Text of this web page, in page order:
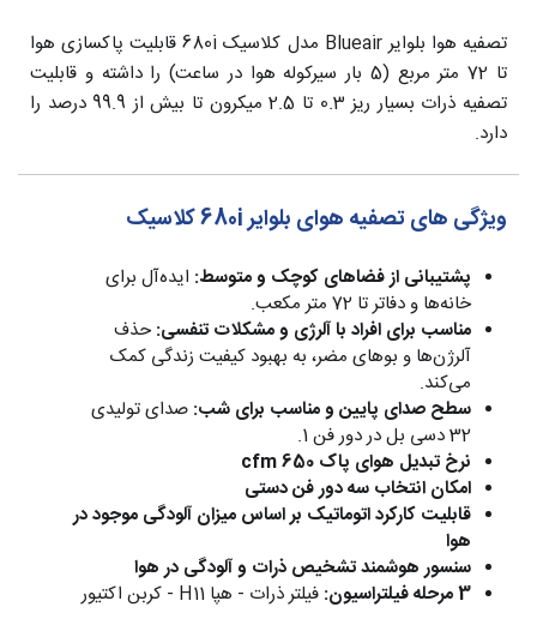
تصفیه هوا بلوایر Blueair مدل کلاسیک 680i قابلیت پاکسازی هوا
تا 72 متر مربع (5 بار سیرکوله هوا در ساعت) را داشته و قابلیت
تصفیه ذرات بسیار ریز 0.3 تا 2.5 میکرون تا بیش از 99.9 درصد را
دارد.
ویژگی های تصفیه هوای بلوایر 680i کلاسیک
پشتیبانی از فضاهای کوچک و متوسط: ایده‌آل برای
خانه‌ها و دفاتر تا 72 متر مکعب.
مناسب برای افراد با آلرژی و مشکلات تنفسی: حذف
آلرژن‌ها و بوهای مضر، به بهبود کیفیت زندگی کمک
می‌کند.
سطح صدای پایین و مناسب برای شب: صدای تولیدی
32 دسی بل در دور فن 1.
نرخ تبدیل هوای پاک 650 cfm
امکان انتخاب سه دور فن دستی
قابلیت کارکرد اتوماتیک بر اساس میزان آلودگی موجود در
هوا
سنسور هوشمند تشخیص ذرات و آلودگی در هوا
3 مرحله فیلتراسیون:
فیلتر ذرات - هپا H11 - کربن اکتیور